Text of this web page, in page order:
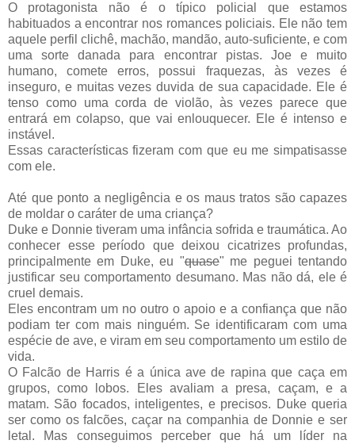
O protagonista não é o típico policial que estamos
habituados a encontrar nos romances policiais. Ele não tem
aquele perfil clichê, machão, mandão, auto-suficiente, e com
uma sorte danada para encontrar pistas. Joe e muito
humano, comete erros, possui fraquezas, às vezes é
inseguro, e muitas vezes duvida de sua capacidade. Ele é
tenso como uma corda de violão, às vezes parece que
entrará em colapso, que vai enlouquecer. Ele é intenso e
instável.
Essas características fizeram com que eu me simpatisasse
com ele.
Até que ponto a negligência e os maus tratos são capazes
de moldar o caráter de uma criança?
Duke e Donnie tiveram uma infância sofrida e traumática. Ao
conhecer esse período que deixou cicatrizes profundas,
principalmente em Duke, eu "quase" me peguei tentando
justificar seu comportamento desumano. Mas não dá, ele é
cruel demais.
Eles encontram um no outro o apoio e a confiança que não
podiam ter com mais ninguém. Se identificaram com uma
espécie de ave, e viram em seu comportamento um estilo de
vida.
O Falcão de Harris é a única ave de rapina que caça em
grupos, como lobos. Eles avaliam a presa, caçam, e a
matam. São focados, inteligentes, e precisos. Duke queria
ser como os falcões, caçar na companhia de Donnie e ser
letal. Mas conseguimos perceber que há um líder na